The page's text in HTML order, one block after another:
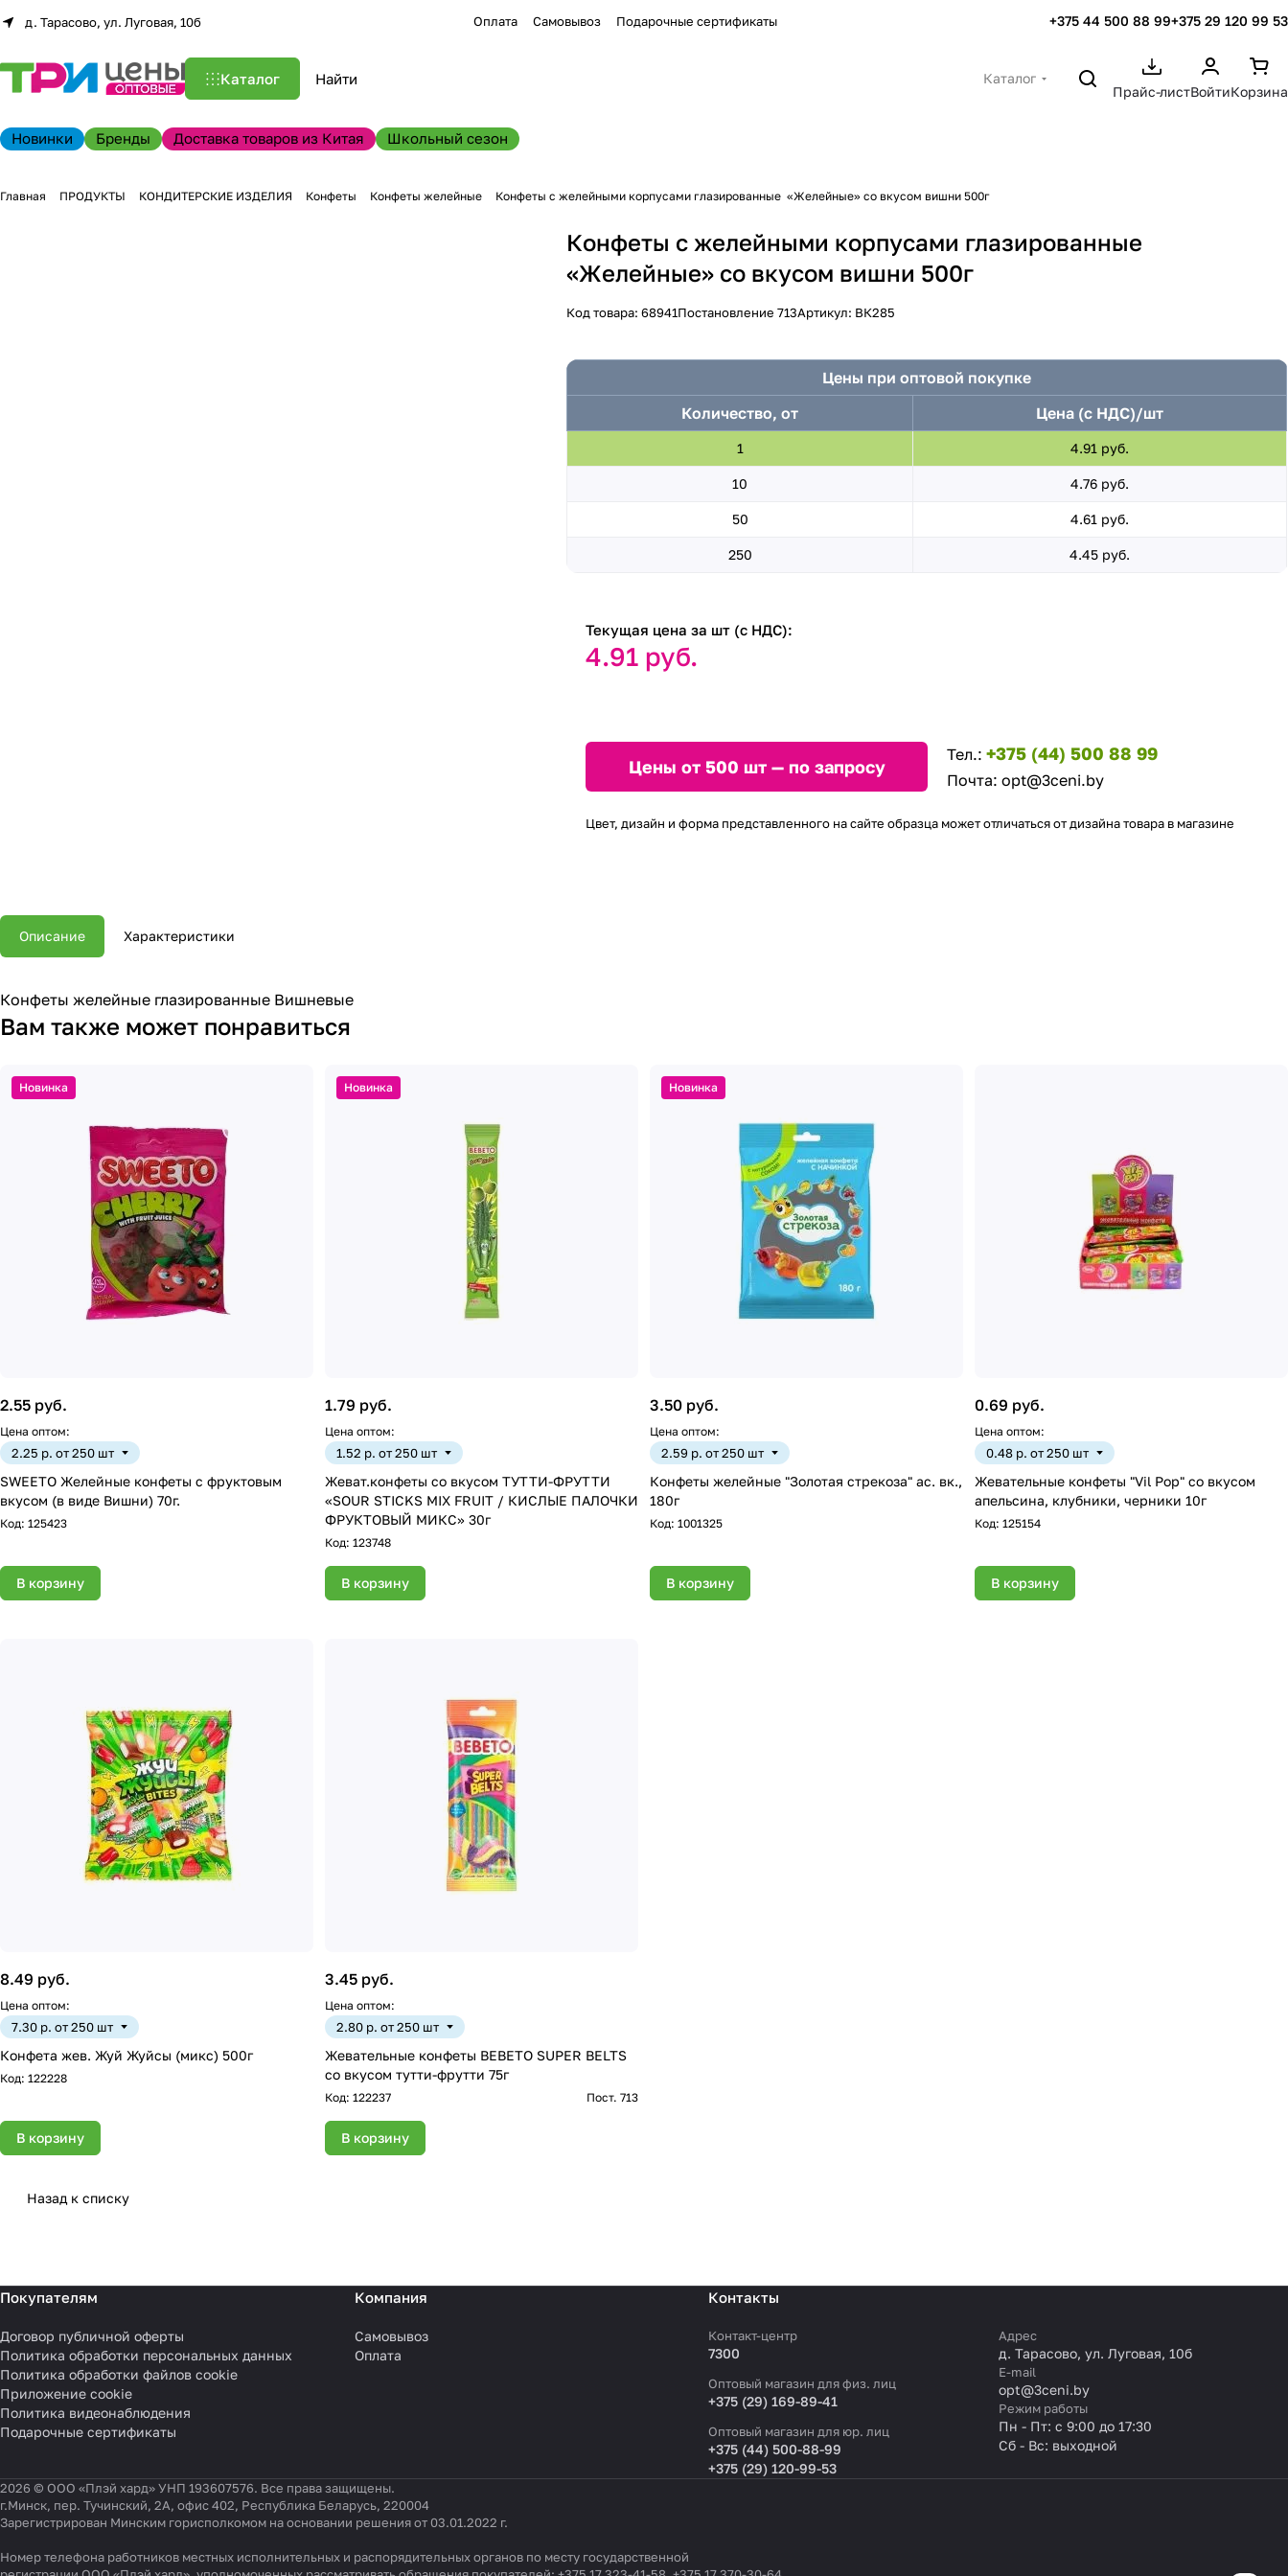
д. Тарасово, ул. Луговая, 10б Оплата Самовывоз Подарочные сертификаты +375 44 500 88 99+375 29 120 99 53
Каталог
Каталог
Прайс-листВойтиКорзина
Новинки Бренды Доставка товаров из Китая Школьный сезон
Главная ПРОДУКТЫ КОНДИТЕРСКИЕ ИЗДЕЛИЯ Конфеты Конфеты желейные Конфеты с желейными корпусами глазированные «Желейные» со вкусом вишни 500г
Конфеты с желейными корпусами глазированные
«Желейные» со вкусом вишни 500г
Код товара:68941Постановление 713Артикул: ВК285
Цены при оптовой покупке
Количество, от
Цена (с НДС)/шт
1 4.91 руб.
10 4.76 руб.
50 4.61 руб.
250 4.45 руб.
Текущая цена за шт (с НДС):
4.91 руб.
Цены от 500 шт — по запросу
Тел.: +375 (44) 500 88 99
Почта: opt@3ceni.by
Цвет, дизайн и форма представленного на сайте образца может отличаться от дизайна товара в магазине
Описание Характеристики
Конфеты желейные глазированные Вишневые
Вам также может понравиться
Новинка
2.55 руб.
Цена оптом:
2.25 р. от 250 шт
SWEETO Желейные конфеты с фруктовым
вкусом (в виде Вишни) 70г.
Код: 125423
В корзину
Новинка
1.79 руб.
Цена оптом:
1.52 р. от 250 шт
Жеват.конфеты со вкусом ТУТТИ-ФРУТТИ
«SOUR STICKS MIX FRUIT / КИСЛЫЕ ПАЛОЧКИ
ФРУКТОВЫЙ МИКС» 30г
Код: 123748
В корзину
Новинка
3.50 руб.
Цена оптом:
2.59 р. от 250 шт
Конфеты желейные "Золотая стрекоза" ас. вк.,
180г
Код: 1001325
В корзину
0.69 руб.
Цена оптом:
0.48 р. от 250 шт
Жевательные конфеты "Vil Pop" со вкусом
апельсина, клубники, черники 10г
Код: 125154
В корзину
8.49 руб.
Цена оптом:
7.30 р. от 250 шт
Конфета жев. Жуй Жуйсы (микс) 500г
Код: 122228
В корзину
3.45 руб.
Цена оптом:
2.80 р. от 250 шт
Жевательные конфеты ВЕВЕТО SUPER BELTS
со вкусом тутти-фрутти 75г
Код: 122237 Пост. 713
В корзину
Назад к списку
Покупателям
Договор публичной оферты
Политика обработки персональных данных
Политика обработки файлов cookie
Приложение cookie
Политика видеонаблюдения
Подарочные сертификаты
Компания
Самовывоз
Оплата
Контакты
Контакт-центр
7300
Оптовый магазин для физ. лиц
+375 (29) 169-89-41
Оптовый магазин для юр. лиц
+375 (44) 500-88-99
+375 (29) 120-99-53
Адрес
д. Тарасово, ул. Луговая, 10б
E-mail
opt@3ceni.by
Режим работы
Пн - Пт: с 9:00 до 17:30
Сб - Вс: выходной
2026 © ООО «Плэй хард» УНП 193607576. Все права защищены.
г.Минск, пер. Тучинский, 2А, офис 402, Республика Беларусь, 220004
Зарегистрирован Минским горисполкомом на основании решения от 03.01.2022 г.
Номер телефона работников местных исполнительных и распорядительных органов по месту государственной